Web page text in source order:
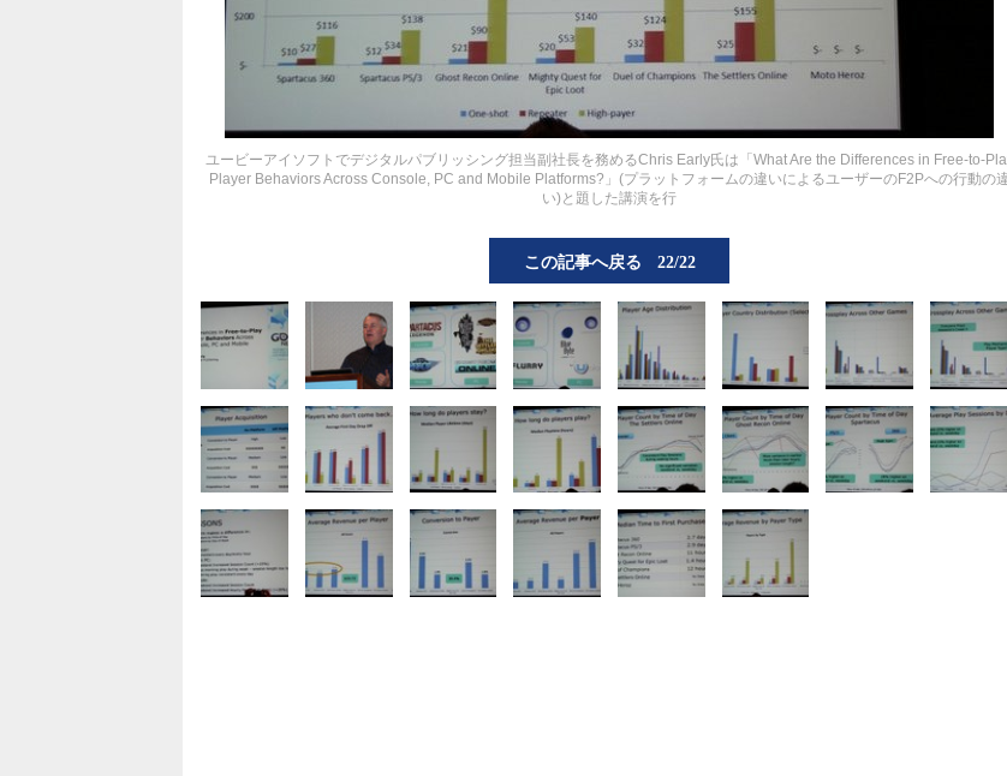
ユービーアイソフトでデジタルパブリッシング担当副社長を務めるChris Early氏は「What Are the Differences in Free-to-
Player Behaviors Across Console, PC and Mobile Platforms?」(プラットフォームの違いによるユーザーのF2Pへの行動の
い)と題した講演を行
この記事へ戻る 22/22